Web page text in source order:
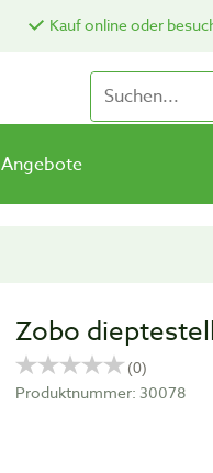
Kauf online oder
Angebote
Zobo
Produktnummer: 30078